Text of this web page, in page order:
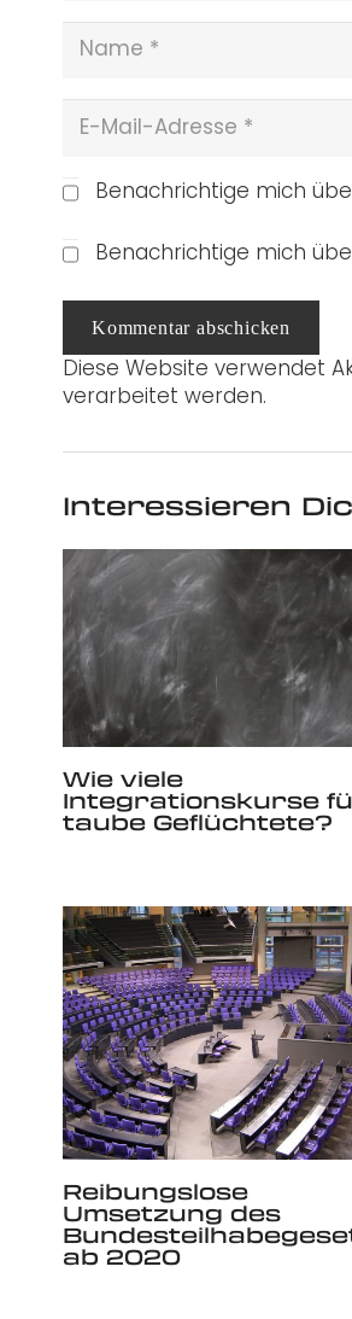
Benachrichtige mich
Benachrichtige mich
Kommentar abschicken
Diese Website verwendet
verarbeitet werden.
Interessieren
Wie viele
Integrationskurse
taube Geflüchtete?
Reibungslose
Umsetzung des
ab 2020